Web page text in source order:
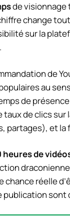
de visionnage
change
sur la
de
au
de
taux de clics
partages), et la
heures de
chance réelle
publication